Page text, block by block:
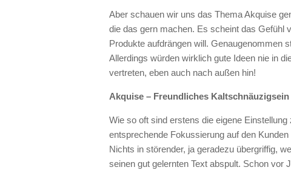
Aber schauen wir uns das Thema Akquise
die das gern machen. Es scheint das Gefühl
Produkte aufdrängen will. Genaugenommen
Allerdings würden wirklich gute Ideen nie in
vertreten, eben auch nach außen hin!
Akquise – Freundliches Kaltschnäuzigsein
Wie so oft sind erstens die eigene
entsprechende Fokussierung auf den
Nichts in störender, ja geradezu übergriffig,
seinen gut gelernten Text abspult. Schon vor